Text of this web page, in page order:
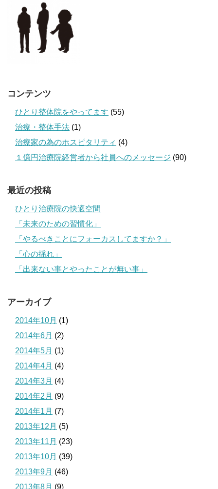
コンテンツ
ひとり整体院をやってます (55)
治療・整体手法 (1)
治療家の為のホスピタリティ (4)
１億円治療院経営者から社員へのメッセージ (90)
最近の投稿
ひとり治療院の快適空間
「未来のための習慣化」
「やるべきことにフォーカスしてますか？」
「心の揺れ」
「出来ない事とやったことが無い事」
アーカイブ
2014年10月 (1)
2014年6月 (2)
2014年5月 (1)
2014年4月 (4)
2014年3月 (4)
2014年2月 (9)
2014年1月 (7)
2013年12月 (5)
2013年11月 (23)
2013年10月 (39)
2013年9月 (46)
2013年8月 (9)